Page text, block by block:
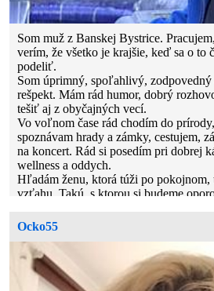
Som muž z Banskej Bystrice.
verím, že všetko je krajšie, keď sa o to
podeliť.
Som úprimný, spoľahlivý,
rešpekt. Mám rád humor, dobrý
tešiť aj z obyčajných vecí.
Vo voľnom čase rád chodím do
spoznávam hrady a zámky, cestujem,
na koncert. Rád si posedím pri dobrej
wellness a oddych.
Hľadám ženu, ktorá túži po
vzťahu. Takú, s ktorou si budeme
cestovanie.
založený na dôvere, úprimnosti a
sa ozveš.
Ocko55